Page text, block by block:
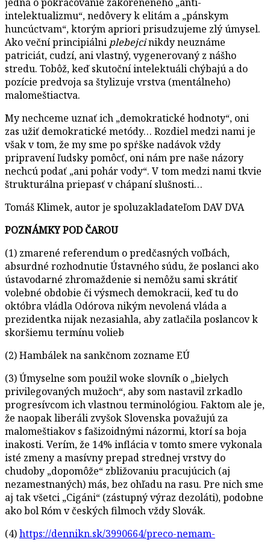
intelektualizmu“, nedôvery k elitám a „pánskym
huncúctvam“, ktorým apriori prisudzujeme zlý úmysel.
Ako veční principiálni plebejcinikdy neuznáme
patriciát, cudzí, ani vlastný, vygenerovaný z nášho
stredu. Tobôž, keď skutoční intelektuáli chýbajú a do
pozície predvoja sa štylizuje vrstva (mentálneho)
malomeštiactva.
My nechceme uznať ich „demokratické hodnoty“, oni
zas užiť demokratické metódy… Rozdiel medzi nami je
však v tom, že my sme po spŕške nadávok vždy
pripravení ľudsky pomôcť, oni nám pre naše názory
nechcú podať „ani pohár vody“. V tom medzi nami tkvie
štrukturálna priepasť v chápaní slušnosti…
Tomáš Klimek, autor je spoluzakladateľom DAV DVA
POZNÁMKY POD ČAROU
(1) zmarené referendum o predčasných voľbách,
absurdné rozhodnutie Ústavného súdu, že poslanci ako
ústavodarné zhromaždenie si nemôžu sami skrátiť
volebné obdobie či výsmech demokracii, keď tu do
októbra vládla Odórova nikým nevolená vláda a
prezidentka nijak nezasiahla, aby zatlačila poslancov k
skoršiemu termínu volieb
(2) Hambálek na sankčnom zozname EÚ
(3) Úmyselne som použil woke slovník o „bielych
privilegovaných mužoch“, aby som nastavil zrkadlo
progresívcom ich vlastnou terminológiou. Faktom ale je,
že naopak liberáli zvyšok Slovenska považujú za
malomeštiakov s fašizoidnými názormi, ktorí sa boja
inakosti. Verím, že 14% inflácia v tomto smere vykonala
isté zmeny a masívny prepad strednej vrstvy do
chudoby „dopomôže“ zbližovaniu pracujúcich (aj
nezamestnaných) más, bez ohľadu na rasu. Pre nich sme
aj tak všetci „Cigáni“ (zástupný výraz dezoláti), podobne
ako bol Róm v českých filmoch vždy Slovák.
(4)https://dennikn.sk/3990664/preco-nemam-